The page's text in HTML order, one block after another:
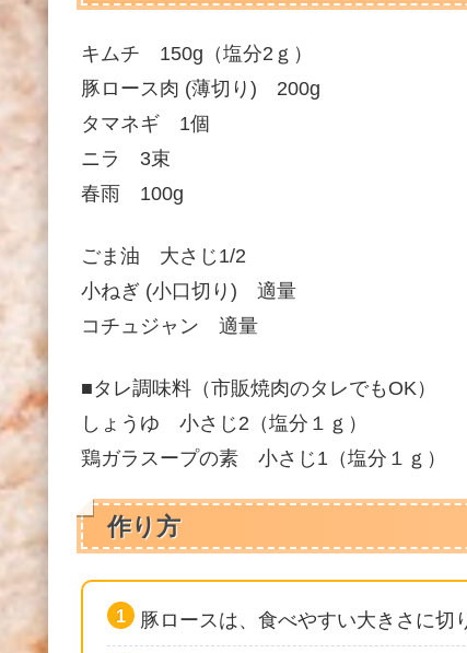
キムチ 150g（塩分2ｇ）
豚ロース肉 (薄切り) 200g
タマネギ 1個
ニラ 3束
春雨 100g
ごま油 大さじ1/2
小ねぎ (小口切り) 適量
コチュジャン 適量
■タレ調味料（市販焼肉のタレでもOK）
しょうゆ 小さじ2（塩分１ｇ）
鶏ガラスープの素 小さじ1（塩分１ｇ）
作り方
豚ロースは、食べやすい大きさに切